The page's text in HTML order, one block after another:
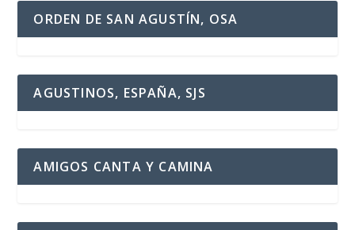
ORDEN DE SAN AGUSTÍN, OSA
AGUSTINOS, ESPAÑA, SJS
AMIGOS CANTA Y CAMINA